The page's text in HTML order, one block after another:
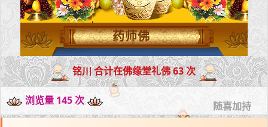
药师佛
铭川 合计在佛缘堂礼佛 63 次
浏览量 145 次 随喜加持